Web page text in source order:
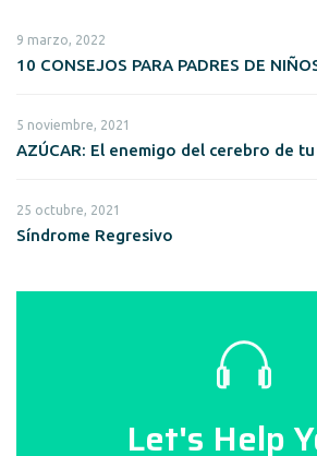
9 marzo, 2022
10 CONSEJOS PARA PADRES DE
5 noviembre, 2021
AZÚCAR: El enemigo del cerebro de
25 octubre, 2021
Síndrome Regresivo
Let's Help